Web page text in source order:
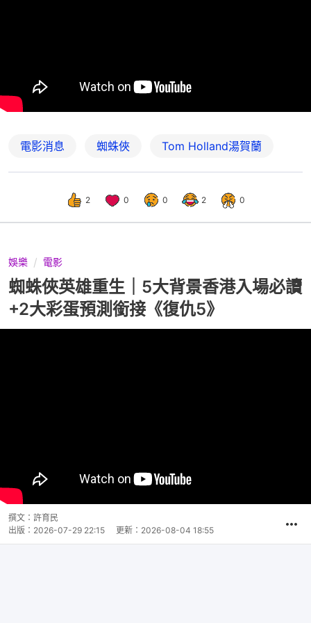
電影消息 蜘蛛俠 Tom Holland湯賀蘭
2 0 0 2 0
娛樂 電影
蜘蛛俠英雄重生｜5大背景香港入場必讀
+2大彩蛋預測銜接《復仇5》
撰文： 許育民
出版： 2026-07-29 22:15 更新： 2026-08-04 18:55